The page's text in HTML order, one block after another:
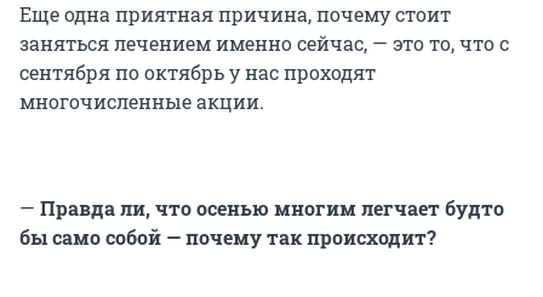
Еще одна приятная причина, почему стоит
заняться лечением именно сейчас, — это то, что с
сентября по октябрь у нас проходят
многочисленные акции.
— Правда ли, что осенью многим легчает будто
бы само собой — почему так происходит?